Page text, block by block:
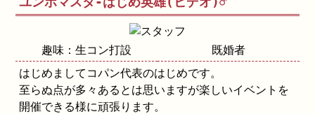
趣味：生コン打設
既婚者
はじめましてコパン代表のはじめです。
至らぬ点が多々あるとは思いますが楽しいイベントを
開催できる様に頑張ります。